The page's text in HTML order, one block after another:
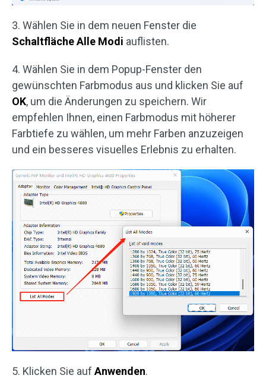
3. Wählen Sie in dem neuen Fenster die
Schaltfläche Alle Modi auflisten.
4. Wählen Sie in dem Popup-Fenster den
gewünschten Farbmodus aus und klicken Sie auf
OK, um die Änderungen zu speichern. Wir
empfehlen Ihnen, einen Farbmodus mit höherer
Farbtiefe zu wählen, um mehr Farben anzuzeigen
und ein besseres visuelles Erlebnis zu erhalten.
5. Klicken Sie auf Anwenden.